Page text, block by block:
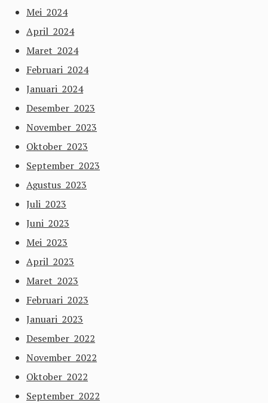
Mei 2024
April 2024
Maret 2024
Februari 2024
Januari 2024
Desember 2023
November 2023
Oktober 2023
September 2023
Agustus 2023
Juli 2023
Juni 2023
Mei 2023
April 2023
Maret 2023
Februari 2023
Januari 2023
Desember 2022
November 2022
Oktober 2022
September 2022